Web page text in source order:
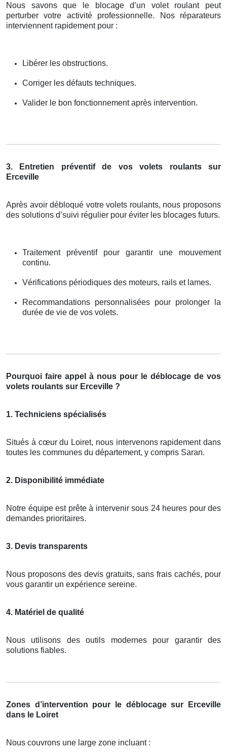
Nous savons que le blocage d’un volet roulant peut
perturber votre activité professionnelle. Nos réparateurs
interviennent rapidement pour :
Libérer les obstructions.
Corriger les défauts techniques.
Valider le bon fonctionnement après intervention.
3. Entretien préventif de vos volets roulants sur
Erceville
Après avoir débloqué votre volets roulants, nous proposons
des solutions d’suivi régulier pour éviter les blocages futurs.
Traitement préventif pour garantir une mouvement
continu.
Vérifications périodiques des moteurs, rails et lames.
Recommandations personnalisées pour prolonger la
durée de vie de vos volets.
Pourquoi faire appel à nous pour le déblocage de vos
volets roulants sur Erceville ?
1. Techniciens spécialisés
Situés à cœur du Loiret, nous intervenons rapidement dans
toutes les communes du département, y compris Saran.
2. Disponibilité immédiate
Notre équipe est prête à intervenir sous 24 heures pour des
demandes prioritaires.
3. Devis transparents
Nous proposons des devis gratuits, sans frais cachés, pour
vous garantir un expérience sereine.
4. Matériel de qualité
Nous utilisons des outils modernes pour garantir des
solutions fiables.
Zones d’intervention pour le déblocage sur Erceville
dans le Loiret
Nous couvrons une large zone incluant :